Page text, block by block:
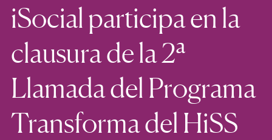
iSocial participa en la
clausura de la 2ª
Llamada del Programa
Transforma del HiSS